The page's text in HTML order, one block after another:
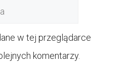
w tej przeglądarce
komentarzy.